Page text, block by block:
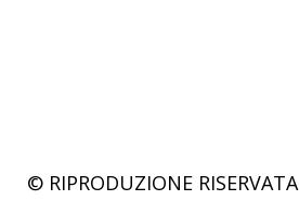
© RIPRODUZIONE RISERVATA